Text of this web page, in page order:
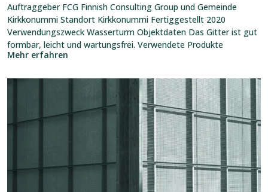
Auftraggeber FCG Finnish Consulting Group und Gemeinde
Kirkkonummi Standort Kirkkonummi Fertiggestellt 2020
Verwendungszweck Wasserturm Objektdaten Das Gitter ist gut
formbar, leicht und wartungsfrei. Verwendete Produkte
Mehr erfahren
Referenz
Fernwärmepumpwerk
Kaitaa